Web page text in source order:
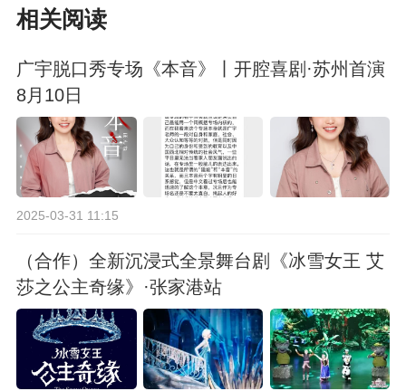
相关阅读
广宇脱口秀专场《本音》丨开腔喜剧·苏州首演
8月10日
2025-03-31 11:15
（合作）全新沉浸式全景舞台剧《冰雪女王 艾
莎之公主奇缘》·张家港站